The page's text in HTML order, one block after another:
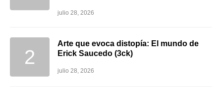
julio 28, 2026
Arte que evoca distopía: El mundo de
Erick Saucedo (3ck)
julio 28, 2026